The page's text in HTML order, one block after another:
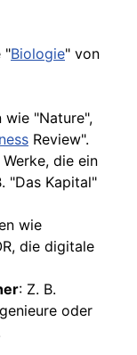
"Biologie" von
wie "Nature",
Review".
die ein
"Das Kapital"
wie
die digitale
: Z. B.
oder